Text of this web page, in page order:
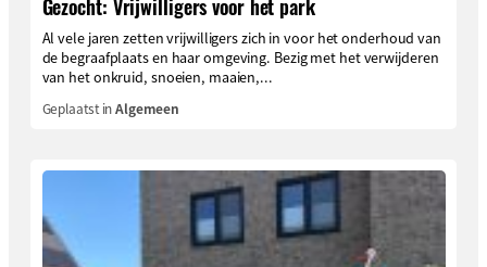
Gezocht: Vrijwilligers voor het park
Al vele jaren zetten vrijwilligers zich in voor het onderhoud van
de begraafplaats en haar omgeving. Bezig met het verwijderen
van het onkruid, snoeien, maaien,...
Geplaatst inAlgemeen